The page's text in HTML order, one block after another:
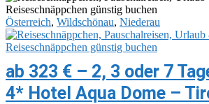
Österreich, Wildschönau, Niederau
ab 323 € – 2, 3 oder 7
4* Hotel Aqua Dome –